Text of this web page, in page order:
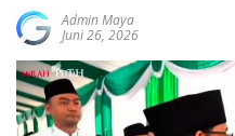
Admin Maya
Juni 26, 2026